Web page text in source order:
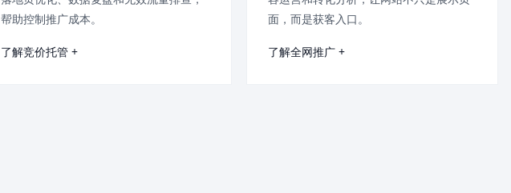
帮助控制推广成本。
了解竞价托管 +
面，而是获客入口。
了解全网推广 +